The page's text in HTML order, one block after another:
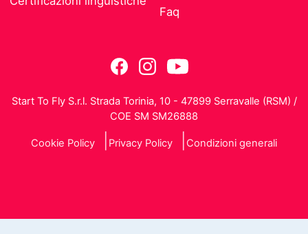
Faq
Start To Fly S.r.l. Strada Torinia, 10 - 47899 Serravalle (RSM) /
COE SM SM26888
Cookie Policy Privacy Policy Condizioni generali